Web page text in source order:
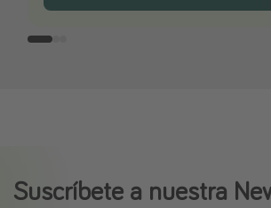
Suscríbete a nuestra